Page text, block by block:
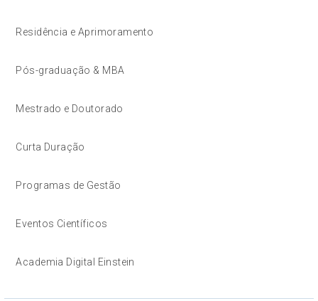
Residência e Aprimoramento
Pós-graduação & MBA
Mestrado e Doutorado
Curta Duração
Programas de Gestão
Eventos Científicos
Academia Digital Einstein